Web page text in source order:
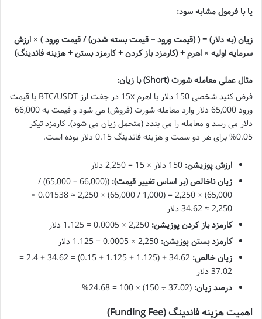
یا با فرمول مشابه سود:
زیان (به دلار) = ( (قیمت ورود – قیمت بسته شدن) / قیمت ورود ) × ارزش
سرمایه اولیه × اهرم + (کارمزد باز کردن + کارمزد بستن + هزینه فاندینگ)
مثال عملی معامله شورت (Short) با زیان:
فرض کنید شخصی 150 دلار با اهرم 15x در جفت ارز BTC/USDT با قیمت
ورود 65,000 دلار وارد معامله شورت (فروش) می شود و قیمت به 66,000
دلار می رسد و معامله را می بندد (متحمل زیان می شود). کارمزد تیکر
0.05% برای هر دو سمت و هزینه فاندینگ 0.15 دلار بوده است.
ارزش پوزیشن:
زیان ناخالص (بر اساس تغییر قیمت):
((66,000 – 65,000) /
65,000) × 2,250 = (1,000 / 65,000) × 2,250 ≈ 0.01538 ×
2,250 ≈ 34.62 دلار
کارمزد باز کردن پوزیشن:
کارمزد بستن پوزیشن:
زیان خالص:
34.62 + (1.125 + 1.125 + 0.15) = 34.62 + 2.4 =
37.02 دلار
درصد زیان: (37.02 ÷ 150) × 100 = 24.68%
اهمیت هزینه فاندینگ (Funding Fee)